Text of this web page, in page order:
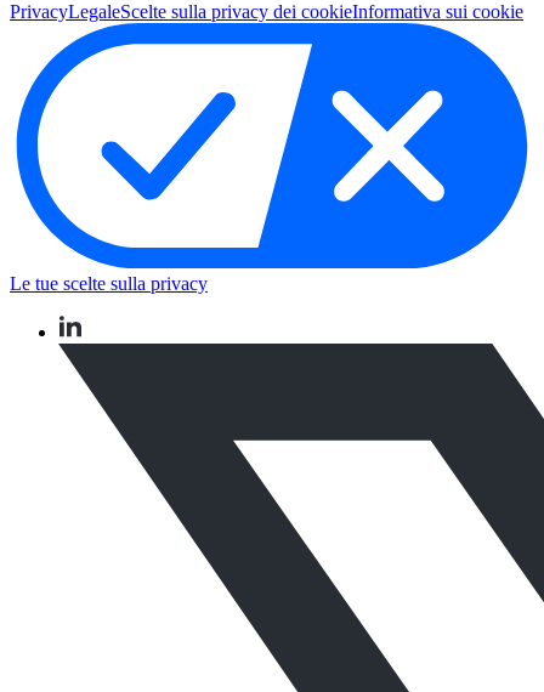
PrivacyLegaleScelte sulla privacy dei cookieInformativa sui cookie
Le tue scelte sulla privacy